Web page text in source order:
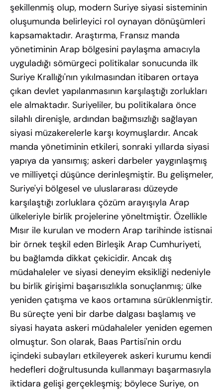
şekillenmiş olup, modern Suriye siyasi sisteminin
oluşumunda belirleyici rol oynayan dönüşümleri
kapsamaktadır. Araştırma, Fransız manda
yönetiminin Arap bölgesini paylaşma amacıyla
uyguladığı sömürgeci politikalar sonucunda ilk
Suriye Krallığı'nın yıkılmasından itibaren ortaya
çıkan devlet yapılanmasının karşılaştığı zorlukları
ele almaktadır. Suriyeliler, bu politikalara önce
silahlı direnişle, ardından bağımsızlığı sağlayan
siyasi müzakerelerle karşı koymuşlardır. Ancak
manda yönetiminin etkileri, sonraki yıllarda siyasi
yapıya da yansımış; askeri darbeler yaygınlaşmış
ve milliyetçi düşünce derinleşmiştir. Bu gelişmeler,
Suriye'yi bölgesel ve uluslararası düzeyde
karşılaştığı zorluklara çözüm arayışıyla Arap
ülkeleriyle birlik projelerine yöneltmiştir. Özellikle
Mısır ile kurulan ve modern Arap tarihinde istisnai
bir örnek teşkil eden Birleşik Arap Cumhuriyeti,
bu bağlamda dikkat çekicidir. Ancak dış
müdahaleler ve siyasi deneyim eksikliği nedeniyle
bu birlik girişimi başarısızlıkla sonuçlanmış; ülke
yeniden çatışma ve kaos ortamına sürüklenmiştir.
Bu süreçte yeni bir darbe dalgası başlamış ve
siyasi hayata askeri müdahaleler yeniden egemen
olmuştur. Son olarak, Baas Partisi'nin ordu
içindeki subayları etkileyerek askeri kurumu kendi
hedefleri doğrultusunda kullanmayı başarmasıyla
iktidara gelişi gerçekleşmiş; böylece Suriye, on